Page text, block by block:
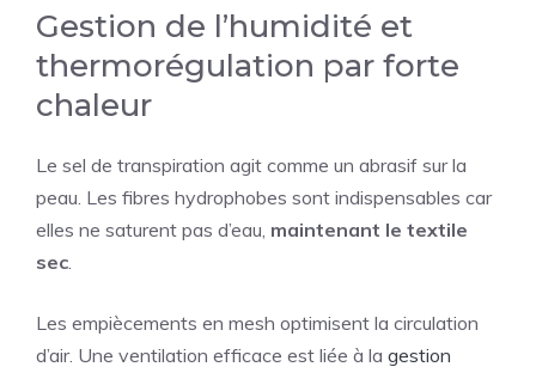
Gestion de l’humidité et
thermorégulation par forte
chaleur
Le sel de transpiration agit comme un abrasif sur la
peau. Les fibres hydrophobes sont indispensables car
elles ne saturent pas d’eau, maintenant le textile
sec.
Les empiècements en mesh optimisent la circulation
d’air. Une ventilation efficace est liée à la gestion